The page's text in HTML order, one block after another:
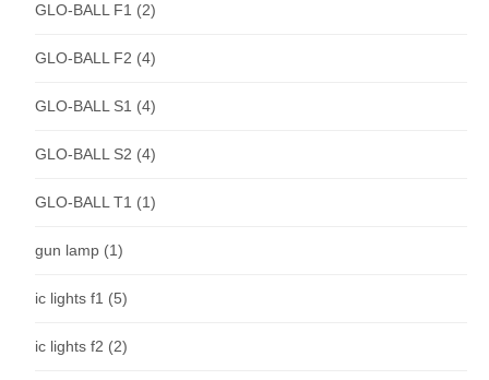
GLO-BALL F1 (2)
GLO-BALL F2 (4)
GLO-BALL S1 (4)
GLO-BALL S2 (4)
GLO-BALL T1 (1)
gun lamp (1)
ic lights f1 (5)
ic lights f2 (2)